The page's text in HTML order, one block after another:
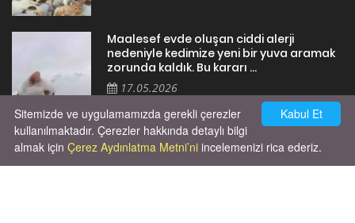
Maalesef evde oluşan ciddi alerji
nedeniyle kedimize yeni bir yuva aramak
zorunda kaldık. Bu kararı ...
17.05.2026
Kabul Et
Sitemizde ve uygulamamızda gerekli çerezler
kullanılmaktadır. Çerezler hakkında detaylı bilgi
almak için Çerez Aydınlatma Metni’ni incelemenizi rica ederiz.